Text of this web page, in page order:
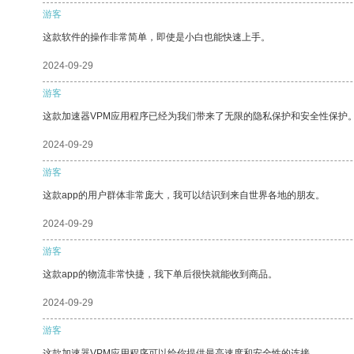
游客
这款软件的操作非常简单，即使是小白也能快速上手。
2024-09-29
游客
这款加速器VPM应用程序已经为我们带来了无限的隐私保护和安全性保护
2024-09-29
游客
这款app的用户群体非常庞大，我可以结识到来自世界各地的朋友。
2024-09-29
游客
这款app的物流非常快捷，我下单后很快就能收到商品。
2024-09-29
游客